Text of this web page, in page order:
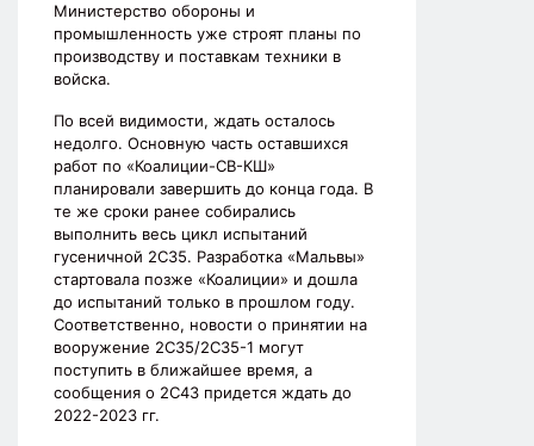
Министерство обороны и
промышленность уже строят планы по
производству и поставкам техники в
войска.
По всей видимости, ждать осталось
недолго. Основную часть оставшихся
работ по «Коалиции-СВ-КШ»
планировали завершить до конца года. В
те же сроки ранее собирались
выполнить весь цикл испытаний
гусеничной 2С35. Разработка «Мальвы»
стартовала позже «Коалиции» и дошла
до испытаний только в прошлом году.
Соответственно, новости о принятии на
вооружение 2С35/2С35-1 могут
поступить в ближайшее время, а
сообщения о 2С43 придется ждать до
2022-2023 гг.